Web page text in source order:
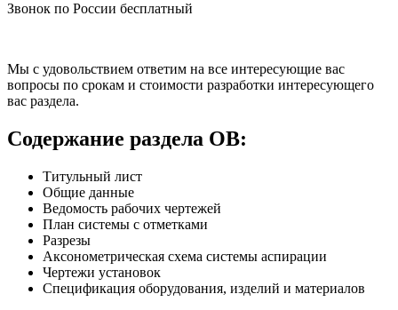
Звонок по России бесплатный
Мы с удовольствием ответим на все интересующие вас
вопросы по срокам и стоимости разработки интересующего
вас раздела.
Содержание раздела ОВ:
Титульный лист
Общие данные
Ведомость рабочих чертежей
План системы с отметками
Разрезы
Аксонометрическая схема системы аспирации
Чертежи установок
Спецификация оборудования, изделий и материалов